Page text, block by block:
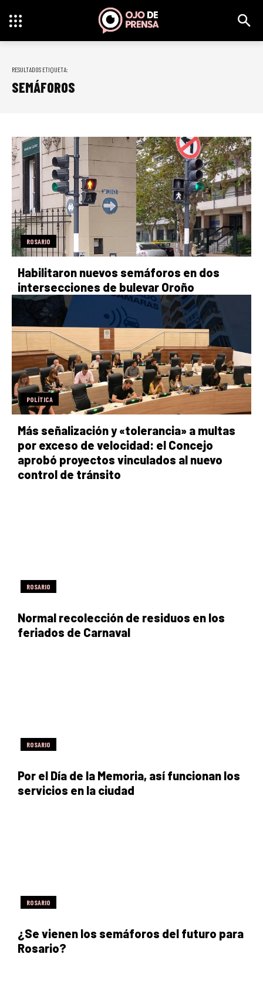
RESULTADOS ETIQUETA:
SEMÁFOROS
ROSARIO
Habilitaron nuevos semáforos en dos
intersecciones de bulevar Oroño
POLÍTICA
Más señalización y «tolerancia» a multas
por exceso de velocidad: el Concejo
aprobó proyectos vinculados al nuevo
control de tránsito
ROSARIO
Normal recolección de residuos en los
feriados de Carnaval
ROSARIO
Por el Día de la Memoria, así funcionan los
servicios en la ciudad
ROSARIO
¿Se vienen los semáforos del futuro para
Rosario?